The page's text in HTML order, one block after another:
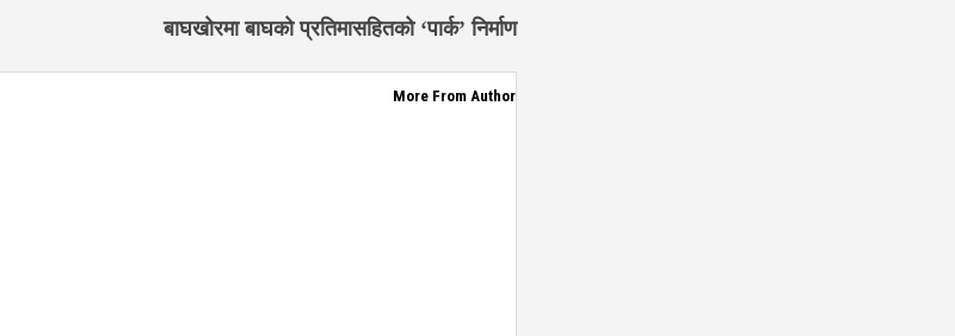
बाघखोरमा बाघको प्रतिमासहितको ‘पार्क’ निर्माण
More From Author